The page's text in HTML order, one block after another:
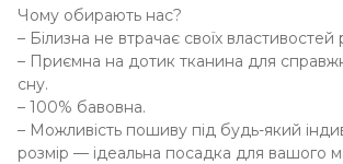
Чому обирають нас?
– Білизна не втрачає своїх властивостей
– Приємна на дотик тканина для
сну.
– 100% бавовна.
– Можливість пошиву під будь-який
розмір — ідеальна посадка для вашого